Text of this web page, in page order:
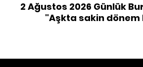
2 Ağustos 2026 Günlük
"Aşkta sakin